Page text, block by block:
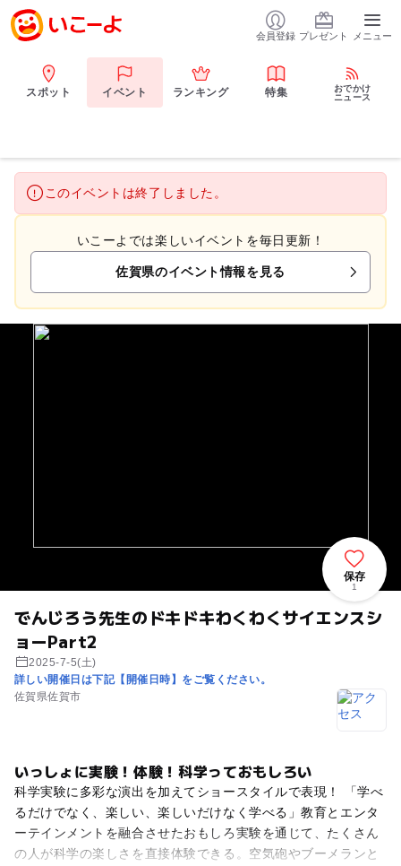
会員登録 プレゼント メニュー
スポット イベント ランキング 特集
おでかけ
ニュース
このイベントは終了しました。
いこーよでは楽しいイベントを毎日更新！
佐賀県のイベント情報を見る
でんじろう先生のドキドキわくわくサイエンスシ
ョーPart2
2025-7-5(土)
詳しい開催日は下記【開催日時】をご覧ください。
佐賀県佐賀市
保存
1
いっしょに実験！体験！科学っておもしろい
科学実験に多彩な演出を加えてショースタイルで表現！ 「学べ
るだけでなく、楽しい、楽しいだけなく学べる」教育とエンタ
ーテインメントを融合させたおもしろ実験を通じて、たくさん
の人が科学の楽しさを直接体験できる。空気砲やブーメランと